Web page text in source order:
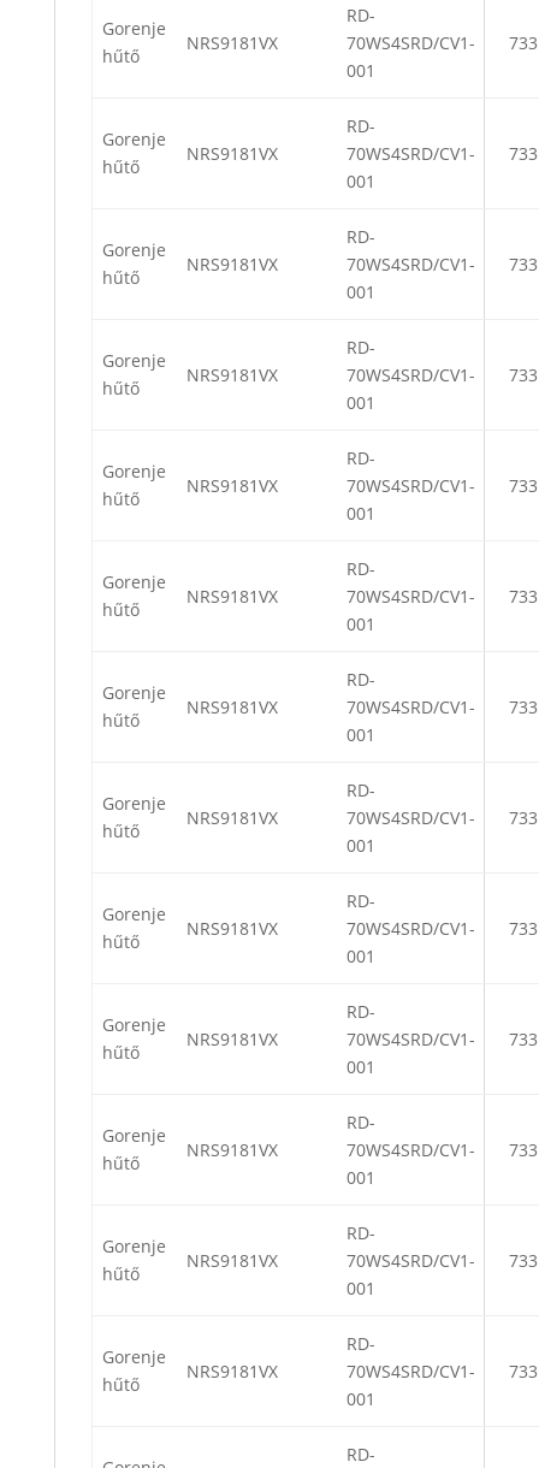
Gorenje
hűtő
NRS9181VX
RD-
70WS4SRD/CV1-
001
Gorenje
hűtő
NRS9181VX
RD-
70WS4SRD/CV1-
001
Gorenje
hűtő
NRS9181VX
RD-
70WS4SRD/CV1-
001
Gorenje
hűtő
NRS9181VX
RD-
70WS4SRD/CV1-
001
Gorenje
hűtő
NRS9181VX
RD-
70WS4SRD/CV1-
001
Gorenje
hűtő
NRS9181VX
RD-
70WS4SRD/CV1-
001
Gorenje
hűtő
NRS9181VX
RD-
70WS4SRD/CV1-
001
Gorenje
hűtő
NRS9181VX
RD-
70WS4SRD/CV1-
001
Gorenje
hűtő
NRS9181VX
RD-
70WS4SRD/CV1-
001
Gorenje
hűtő
NRS9181VX
RD-
70WS4SRD/CV1-
001
Gorenje
hűtő
NRS9181VX
RD-
70WS4SRD/CV1-
001
Gorenje
hűtő
NRS9181VX
RD-
70WS4SRD/CV1-
001
Gorenje
hűtő
NRS9181VX
RD-
70WS4SRD/CV1-
001
RD-